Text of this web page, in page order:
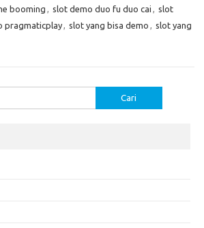
booming , slot demo duo fu duo cai , slot
pragmaticplay, slot yang bisa demo , slot yang